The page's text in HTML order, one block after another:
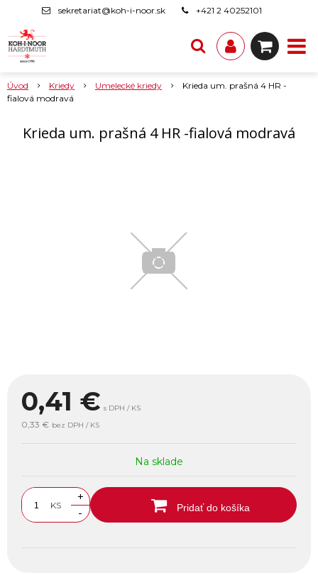
sekretariat@koh-i-noor.sk +421 2 40252101
Úvod Kriedy Umelecké kriedy
Krieda um. prašná 4 HR -
fialová modravá
Krieda um. prašná 4 HR -fialová modravá
0,41 € s DPH / KS
0,33 € bez DPH / KS
Na sklade
KS
+
-
Pridať do košíka